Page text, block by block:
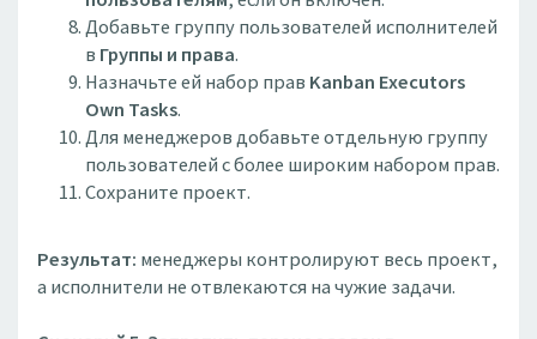
Добавьте группу пользователей исполнителей
в Группы и права.
Назначьте ей набор прав Kanban Executors
Own Tasks.
Для менеджеров добавьте отдельную группу
пользователей с более широким набором прав.
Сохраните проект.
Результат: менеджеры контролируют весь проект,
а исполнители не отвлекаются на чужие задачи.